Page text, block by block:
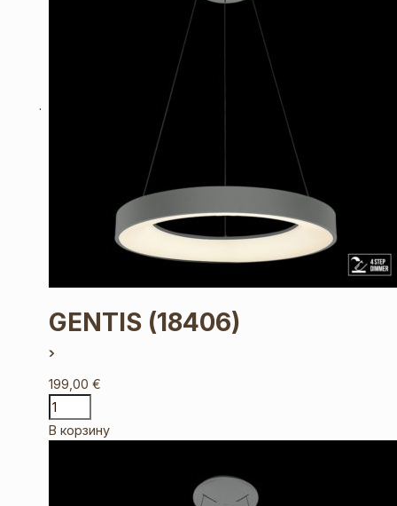
GENTIS (18406)
199,00€
В корзину